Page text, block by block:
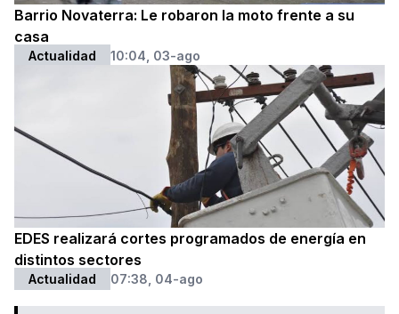
Barrio Novaterra: Le robaron la moto frente a su
casa
Actualidad 10:04, 03-ago
EDES realizará cortes programados de energía en
distintos sectores
Actualidad 07:38, 04-ago